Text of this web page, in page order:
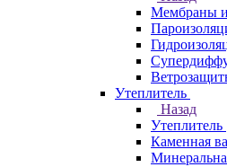
Мембраны
Утеплитель
Назад
Утеплитель
Каменная